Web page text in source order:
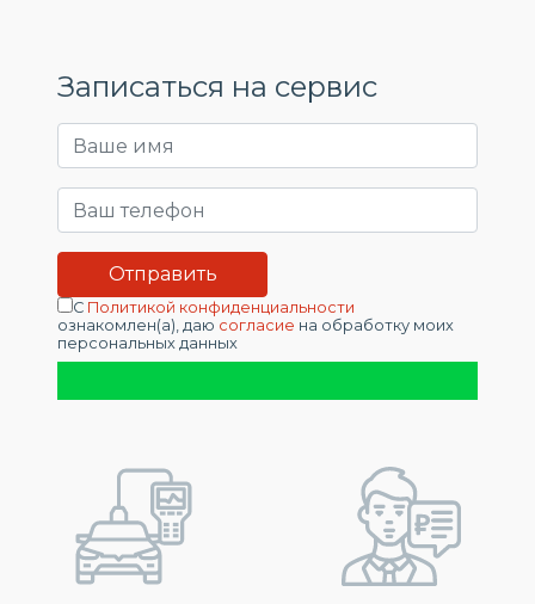
Записаться на сервис
С Политикой конфиденциальности
ознакомлен(а), даю согласие на обработку моих
персональных данных